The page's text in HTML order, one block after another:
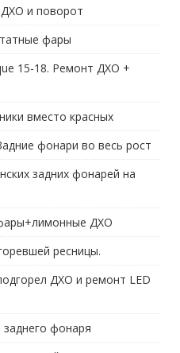
и поворот
фары
15-18. Ремонт ДХО +
вместо красных
фонари во весь рост
задних фонарей на
ДХО
ресницы.
ДХО и ремонт LED
фонаря